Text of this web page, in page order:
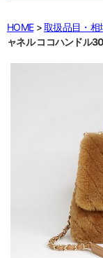
HOME 取扱品目・相
ャネル ココハンドル